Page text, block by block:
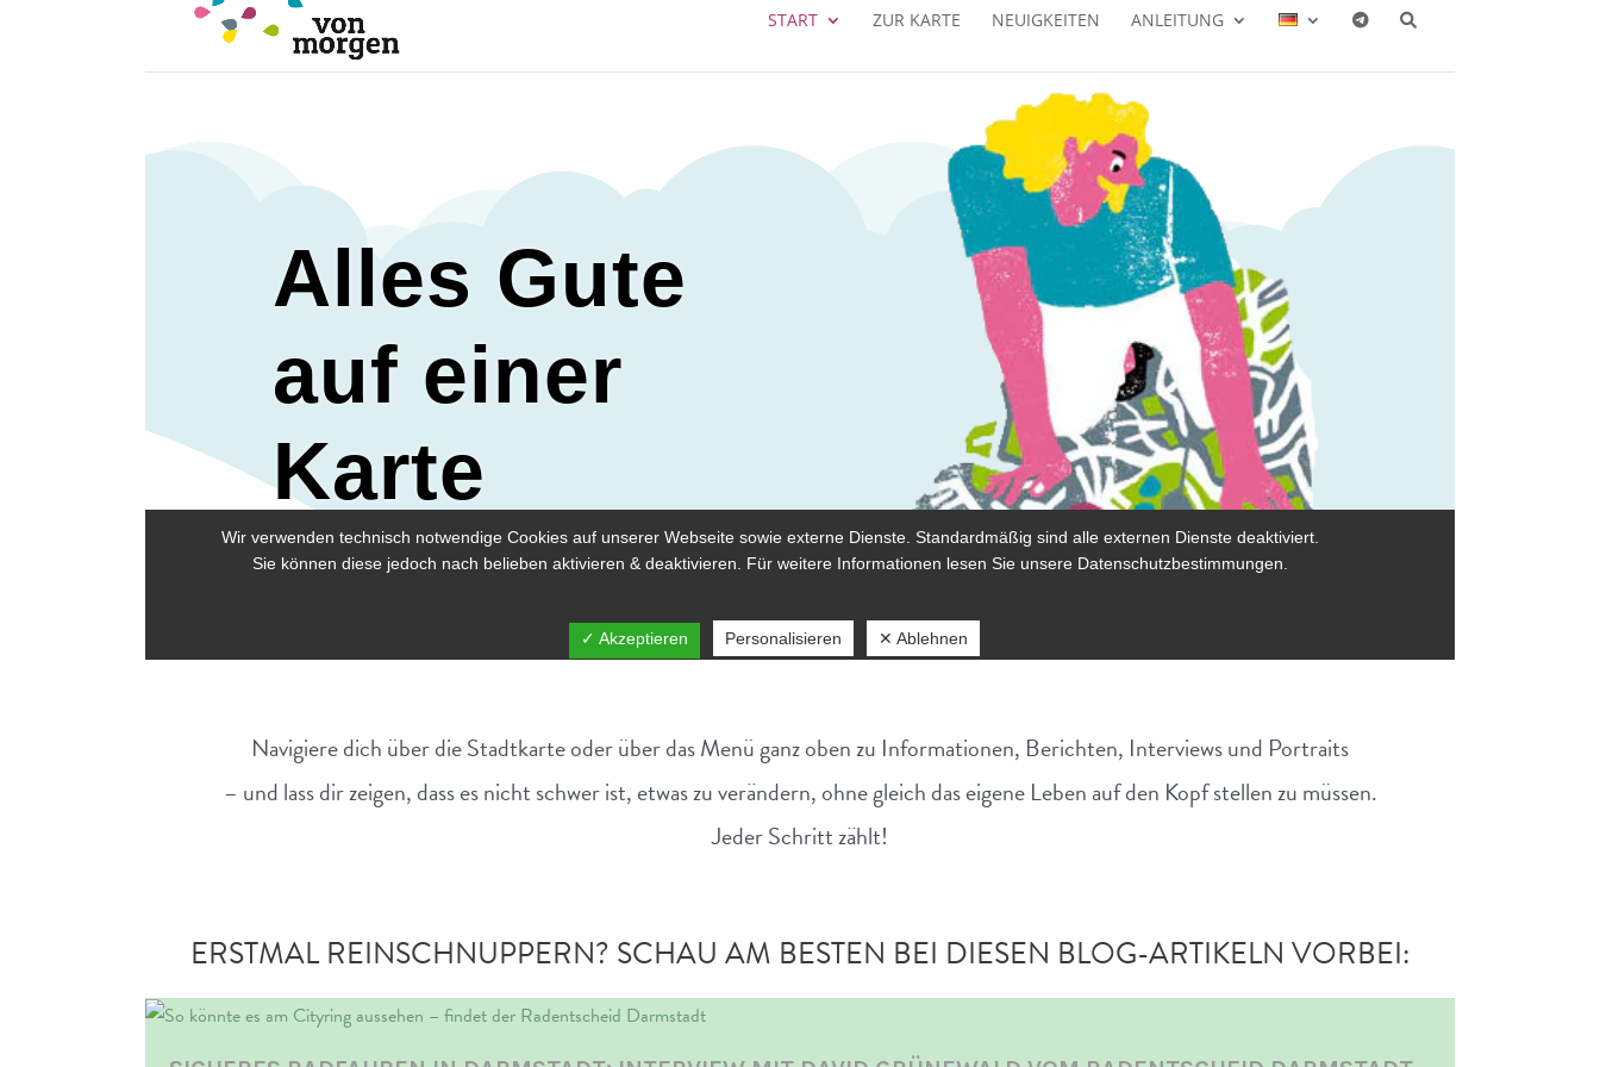
Navigiere dich über die Stadtkarte oder über das Menü ganz oben zu Informationen, Berichten, Interviews und Portraits
– und lass dir zeigen, dass es nicht schwer ist, etwas zu verändern, ohne gleich das eigene Leben auf den Kopf stellen zu müssen.
Jeder Schritt zählt!
ERSTMAL REINSCHNUPPERN? SCHAU AM BESTEN BEI DIESEN BLOG-ARTIKELN VORBEI: